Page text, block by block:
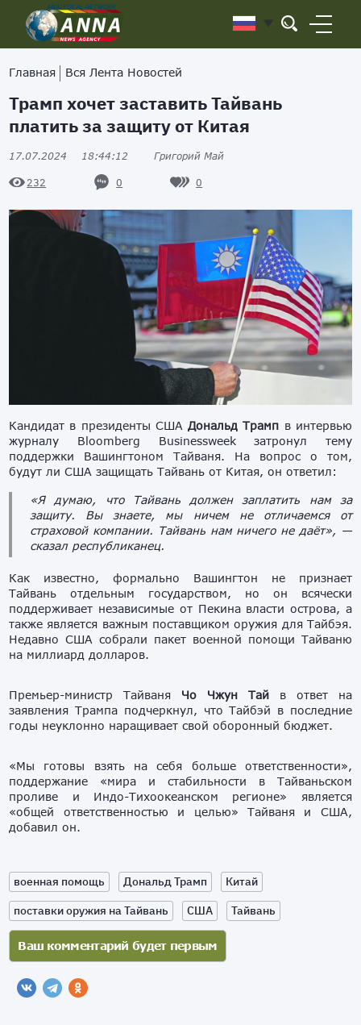
Главная Вся Лента Новостей
Трамп хочет заставить Тайвань
платить за защиту от Китая
17.07.2024 18:44:12 Григорий Май
232 0 0
Кандидат в президенты СШАДональд Трамп в интервью
журналу Bloomberg Businessweek затронул тему
поддержки Вашингтоном Тайваня. На вопрос о том,
будут ли США защищать Тайвань от Китая, он ответил:
«Я думаю, что Тайвань должен заплатить нам за
защиту. Вы знаете, мы ничем не отличаемся от
страховой компании. Тайвань нам ничего не даёт», —
сказал республиканец.
Как известно, формально Вашингтон не признает
Тайвань отдельным государством, но он всячески
поддерживает независимые от Пекина власти острова, а
также является важным поставщиком оружия для Тайбэя.
Недавно США собрали пакет военной помощи Тайваню
на миллиард долларов.
Премьер-министр Тайваня Чо Чжун Тайв ответ на
заявления Трампа подчеркнул, что Тайбэй в последние
годы неуклонно наращивает свой оборонный бюджет.
«Мы готовы взять на себя больше ответственности»,
поддержание «мира и стабильности в Тайваньском
проливе и Индо-Тихоокеанском регионе» является
«общей ответственностью и целью» Тайваня и США,
добавил он.
военная помощь Дональд Трамп
Китай
поставки оружия на Тайвань
США Тайвань